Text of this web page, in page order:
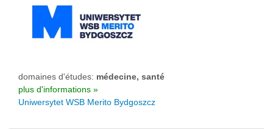
domaines d'études: médecine, santé
plus d'informations »
Uniwersytet WSB Merito Bydgoszcz